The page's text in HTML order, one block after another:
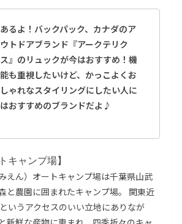
あるよ！バックパック、カナダのア
ウトドアブランド『アークテリク
ス』のリュックが今はおすすめ！機
能も重視したいけど、かっこよくお
しゃれなスタイリングにしたい人に
はおすすめのブランドだよ♪
キャンプ場】
えん）オートキャンプ場は千葉県山武
と農園に囲まれたキャンプ場。 関東近
いうアクセスのいい立地にありなが